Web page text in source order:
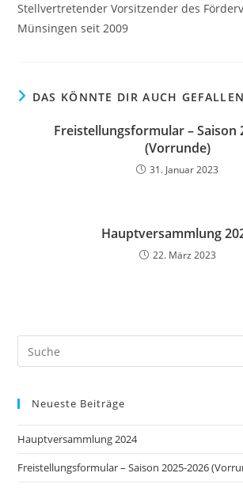
Stellvertretender Vorsitzender des
Münsingen seit 2009
DAS KÖNNTE DIR AUCH GEFALLEN
Freistellungsformular – Saison
(Vorrunde)
31. Januar 2023
Hauptversammlung
22. März 2023
Neueste Beiträge
Hauptversammlung 2024
Freistellungsformular – Saison 2025-2026